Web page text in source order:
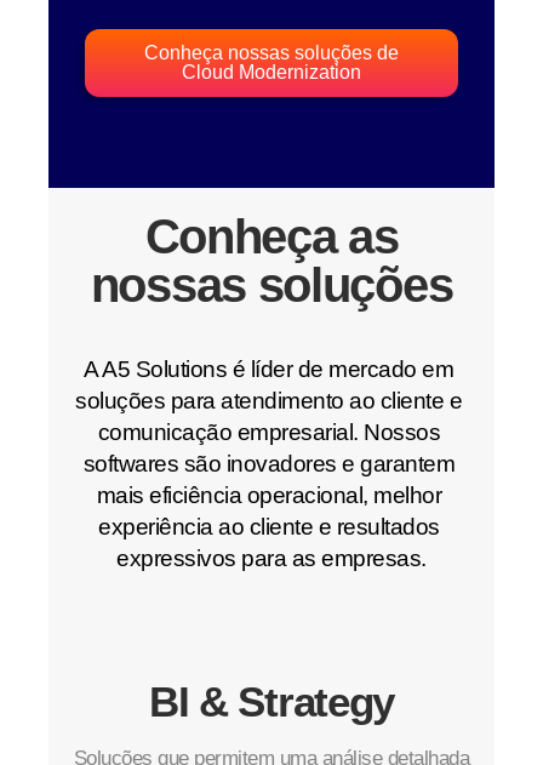
Conheça nossas soluções de
Cloud Modernization
Conheça as
nossas soluções
A A5 Solutions é líder de mercado em
soluções para atendimento ao cliente e
comunicação empresarial. Nossos
softwares são inovadores e garantem
mais eficiência operacional, melhor
experiência ao cliente e resultados
expressivos para as empresas.
BI & Strategy
Soluções que permitem uma análise detalhada